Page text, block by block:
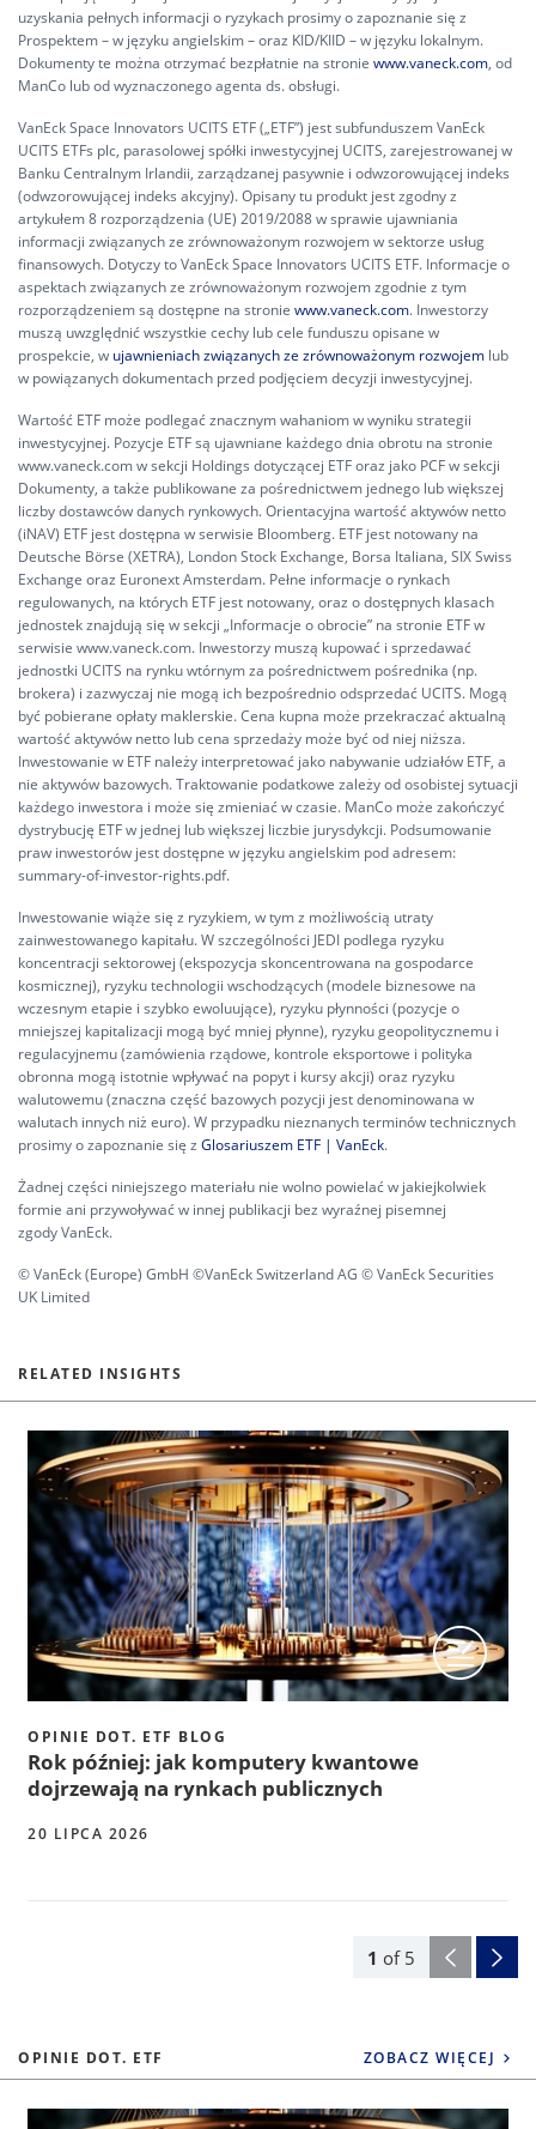
uzyskania pełnych informacji o ryzykach prosimy o zapoznanie się z
Prospektem – w języku angielskim – oraz KID/KIID – w języku lokalnym.
Dokumenty te można otrzymać bezpłatnie na stronie www.vaneck.com, od
ManCo lub od wyznaczonego agenta ds. obsługi.
VanEck Space Innovators UCITS ETF („ETF”) jest subfunduszem VanEck
UCITS ETFs plc, parasolowej spółki inwestycyjnej UCITS, zarejestrowanej w
Banku Centralnym Irlandii, zarządzanej pasywnie i odwzorowującej indeks
(odwzorowującej indeks akcyjny). Opisany tu produkt jest zgodny z
artykułem 8 rozporządzenia (UE) 2019/2088 w sprawie ujawniania
informacji związanych ze zrównoważonym rozwojem w sektorze usług
finansowych. Dotyczy to VanEck Space Innovators UCITS ETF. Informacje o
aspektach związanych ze zrównoważonym rozwojem zgodnie z tym
rozporządzeniem są dostępne na stronie www.vaneck.com. Inwestorzy
muszą uwzględnić wszystkie cechy lub cele funduszu opisane w
prospekcie, w ujawnieniach związanych ze zrównoważonym rozwojem lub
w powiązanych dokumentach przed podjęciem decyzji inwestycyjnej.
Wartość ETF może podlegać znacznym wahaniom w wyniku strategii
inwestycyjnej. Pozycje ETF są ujawniane każdego dnia obrotu na stronie
www.vaneck.com w sekcji Holdings dotyczącej ETF oraz jako PCF w sekcji
Dokumenty, a także publikowane za pośrednictwem jednego lub większej
liczby dostawców danych rynkowych. Orientacyjna wartość aktywów netto
(iNAV) ETF jest dostępna w serwisie Bloomberg. ETF jest notowany na
Deutsche Börse (XETRA), London Stock Exchange, Borsa Italiana, SIX Swiss
Exchange oraz Euronext Amsterdam. Pełne informacje o rynkach
regulowanych, na których ETF jest notowany, oraz o dostępnych klasach
jednostek znajdują się w sekcji „Informacje o obrocie” na stronie ETF w
serwisie www.vaneck.com. Inwestorzy muszą kupować i sprzedawać
jednostki UCITS na rynku wtórnym za pośrednictwem pośrednika (np.
brokera) i zazwyczaj nie mogą ich bezpośrednio odsprzedać UCITS. Mogą
być pobierane opłaty maklerskie. Cena kupna może przekraczać aktualną
wartość aktywów netto lub cena sprzedaży może być od niej niższa.
Inwestowanie w ETF należy interpretować jako nabywanie udziałów ETF, a
nie aktywów bazowych. Traktowanie podatkowe zależy od osobistej sytuacji
każdego inwestora i może się zmieniać w czasie. ManCo może zakończyć
dystrybucję ETF w jednej lub większej liczbie jurysdykcji. Podsumowanie
praw inwestorów jest dostępne w języku angielskim pod adresem:
summary-of-investor-rights.pdf.
Inwestowanie wiąże się z ryzykiem, w tym z możliwością utraty
zainwestowanego kapitału. W szczególności JEDI podlega ryzyku
koncentracji sektorowej (ekspozycja skoncentrowana na gospodarce
kosmicznej), ryzyku technologii wschodzących (modele biznesowe na
wczesnym etapie i szybko ewoluujące), ryzyku płynności (pozycje o
mniejszej kapitalizacji mogą być mniej płynne), ryzyku geopolitycznemu i
regulacyjnemu (zamówienia rządowe, kontrole eksportowe i polityka
obronna mogą istotnie wpływać na popyt i kursy akcji) oraz ryzyku
walutowemu (znaczna część bazowych pozycji jest denominowana w
walutach innych niż euro). W przypadku nieznanych terminów technicznych
prosimy o zapoznanie się z Glosariuszem ETF | VanEck.
Żadnej części niniejszego materiału nie wolno powielać w jakiejkolwiek
formie ani przywoływać w innej publikacji bez wyraźnej pisemnej
zgody VanEck.
© VanEck (Europe) GmbH ©VanEck Switzerland AG © VanEck Securities
UK Limited
RELATED INSIGHTS
1 of 5
OPINIE DOT. ETF BLOG
Rok później: jak komputery kwantowe
dojrzewają na rynkach publicznych
20 LIPCA 2026
OPINIE DOT. ETF ZOBACZ WIĘCEJ